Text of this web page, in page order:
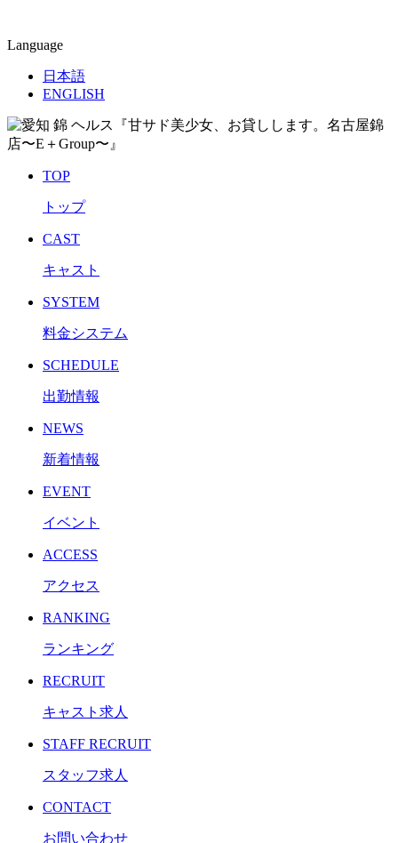
Language
日本語
ENGLISH
TOP
トップ
CAST
キャスト
SYSTEM
料金システム
SCHEDULE
出勤情報
NEWS
新着情報
EVENT
イベント
ACCESS
アクセス
RANKING
ランキング
RECRUIT
キャスト求人
STAFF RECRUIT
スタッフ求人
CONTACT
お問い合わせ